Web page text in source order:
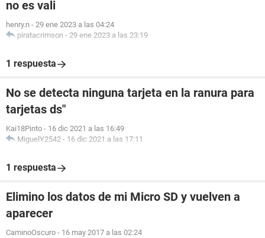
no es vali
henry.n - 29 ene 2023 a las 04:24
piratacrimson - 29 ene 2023 a las 23:19
1 respuesta
No se detecta ninguna tarjeta en la ranura para
tarjetas ds"
Kai18Pinto - 16 dic 2021 a las 16:49
MiguelY2542 - 16 dic 2021 a las 17:11
1 respuesta
Elimino los datos de mi Micro SD y vuelven a
aparecer
CaminoOscuro - 16 may 2017 a las 02:24